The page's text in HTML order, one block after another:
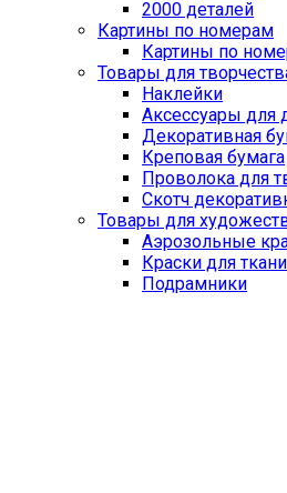
2000 деталей
Картины по номерам
Картины по
Товары для
Наклейки
Аксессуары для
Декоративная
Креповая бумага
Проволока для
Скотч
Товары для
Аэрозольные
Краски для ткани
Подрамники